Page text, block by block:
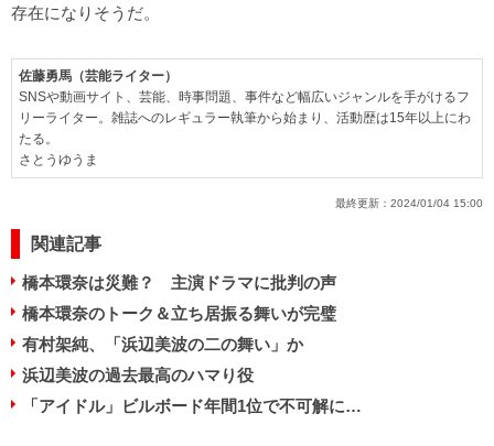
存在になりそうだ。
佐藤勇馬（芸能ライター）
SNSや動画サイト、芸能、時事問題、事件など幅広いジャンルを手がけるフ
リーライター。雑誌へのレギュラー執筆から始まり、活動歴は15年以上にわ
たる。
さとうゆうま
最終更新： 2024/01/04 15:00
関連記事
橋本環奈は災難？ 主演ドラマに批判の声
橋本環奈のトーク＆立ち居振る舞いが完璧
有村架純、「浜辺美波の二の舞い」か
浜辺美波の過去最高のハマり役
「アイドル」ビルボード年間1位で不可解に…